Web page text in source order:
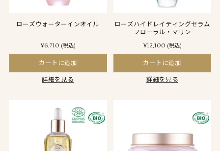
ローズウォーターインオイル
¥6,710 (税込)
カートに追加
詳細を見る
ローズハイドレイティングセラム
フローラル・マリン
¥12,100 (税込)
カートに追加
詳細を見る